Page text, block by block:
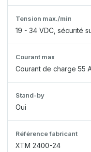
Tension max./min
19 - 34 VDC, sécurité
Courant max
Courant de charge 55
Stand-by
Oui
Référence fabricant
XTM 2400-24